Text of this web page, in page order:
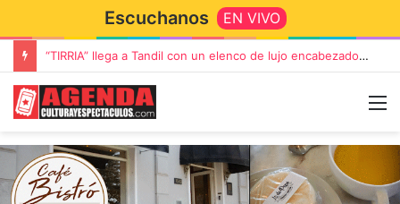
Escuchanos EN VIVO
“TIRRIA” llega a Tandil con un elenco de lujo encabezado por Capusotto, Spregelburd y Stefani